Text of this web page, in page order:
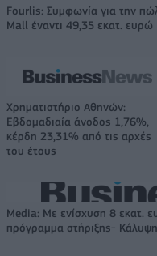
Fourlis: Συμφωνία για την
Mall έναντι 49,35 εκατ. ευρώ
Χρηματιστήριο Αθηνών:
Εβδομαδιαία άνοδος 1,76%,
κέρδη 23,31% από τις αρχές
του έτους
Media: Με ενίσχυση 8 εκατ.
πρόγραμμα στήριξης-